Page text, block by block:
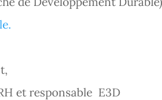
et responsable E3D